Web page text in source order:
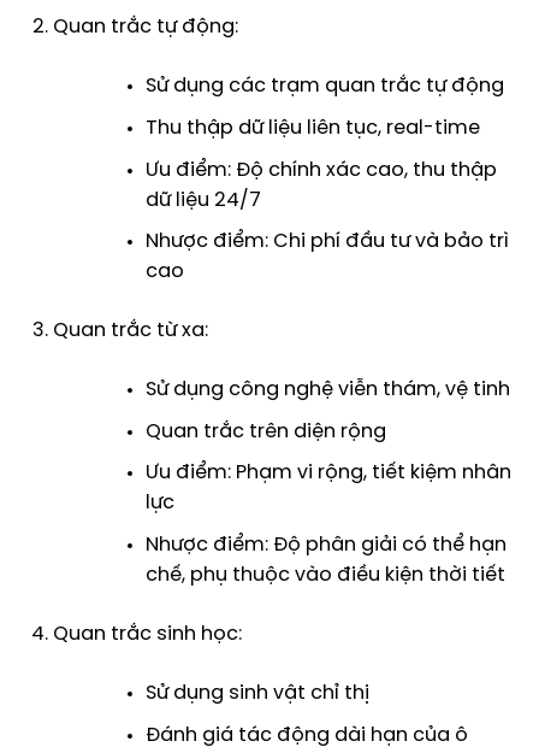
Quan trắc tự động:
Sử dụng các trạm quan trắc tự động
Thu thập dữ liệu liên tục, real-time
Ưu điểm: Độ chính xác cao, thu thập
dữ liệu 24/7
Nhược điểm: Chi phí đầu tư và bảo trì
cao
Quan trắc từ xa:
Sử dụng công nghệ viễn thám, vệ tinh
Quan trắc trên diện rộng
Ưu điểm: Phạm vi rộng, tiết kiệm nhân
lực
Nhược điểm: Độ phân giải có thể hạn
chế, phụ thuộc vào điều kiện thời tiết
Quan trắc sinh học:
Sử dụng sinh vật chỉ thị
Đánh giá tác động dài hạn của ô